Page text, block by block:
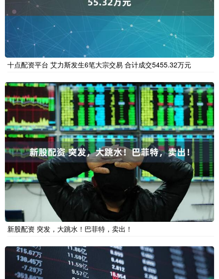
十点配资平台 艾力斯发生6笔大宗交易 合计成交5455.32万元
新股配资 突发，大跳水！巴菲特，卖出！